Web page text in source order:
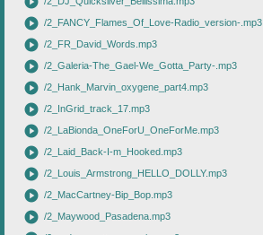
play_circle /2_FANCY_Flames_Of_Love-Radio_version-.mp3
play_circle /2_FR_David_Words.mp3
play_circle /2_Galeria-The_Gael-We_Gotta_Party-.mp3
play_circle /2_Hank_Marvin_oxygene_part4.mp3
play_circle /2_InGrid_track_17.mp3
play_circle /2_LaBionda_OneForU_OneForMe.mp3
play_circle /2_Laid_Back-I-m_Hooked.mp3
play_circle /2_Louis_Armstrong_HELLO_DOLLY.mp3
play_circle /2_MacCartney-Bip_Bop.mp3
play_circle /2_Maywood_Pasadena.mp3